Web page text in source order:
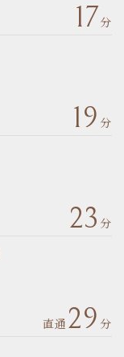
17分
19 分
23 分
直通 29 分